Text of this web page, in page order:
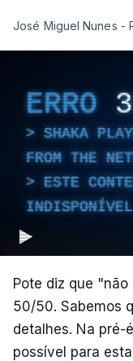
José Miguel Nunes -
ERRO
SHAKA
FROM THE
ESTE
INDISPONÍVEL
Pote diz que
50/50. Sabemos
detalhes. Na pré-
possível para